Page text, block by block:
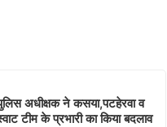
अधीक्षक ने कसया,पटहेरवा व
टीम के प्रभारी का किया बदलाव